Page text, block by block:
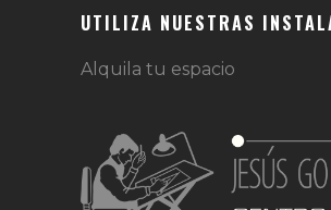
UTILIZA NUESTRAS
Alquila tu espacio